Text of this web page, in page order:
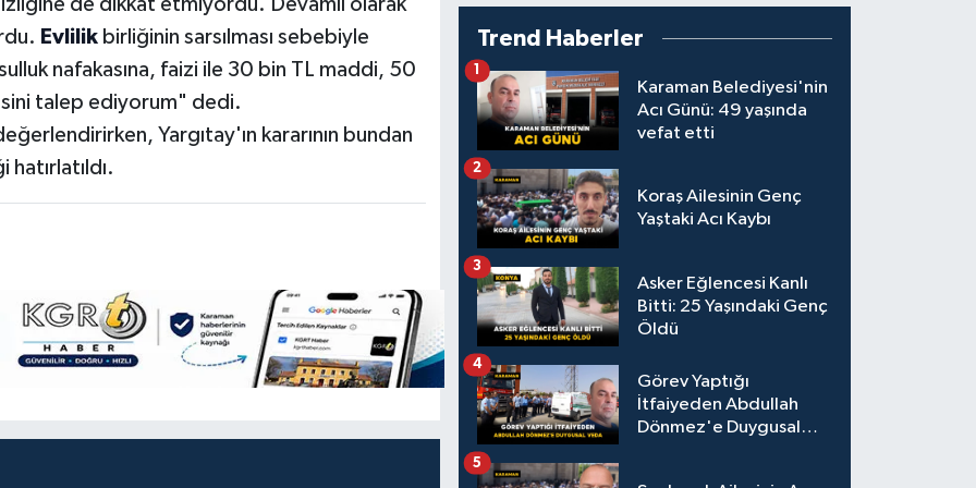
de dikkat etmiyordu. Devamlı olarak
Evlilik birliğinin sarsılması sebebiyle
nafakasına, faizi ile 30 bin TL maddi, 50
talep ediyorum" dedi.
Yargıtay'ın kararının bundan
Trend Haberler
Karaman Belediyesi'nin
Acı Günü: 49 yaşında
vefat etti
1
Koraş Ailesinin Genç
Yaştaki Acı Kaybı
2
Asker Eğlencesi Kanlı
Bitti: 25 Yaşındaki Genç
Öldü
3
Görev Yaptığı
İtfaiyeden Abdullah
Dönmez'e Duygusal
4
5